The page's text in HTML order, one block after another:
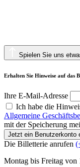
Spielen Sie uns
Erhalten Sie Hinweise auf das
Ihre E-Mail-Adresse
Ich habe die
Allgemeine
mit der Speicherung
Jetzt ein Benutzerkonto
Die Billetterie anrufen
Montag bis Freitag